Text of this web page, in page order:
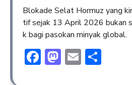
Blokade Selat Hormuz yang
tif sejak 13 April 2026 bukan
k bagi pasokan minyak global.
Facebook
Mastodon
Email